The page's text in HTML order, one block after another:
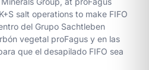
salt operations to make FIFO
del Grupo Sachtleben
vegetal proFagus y en las
que el desapilado FIFO sea